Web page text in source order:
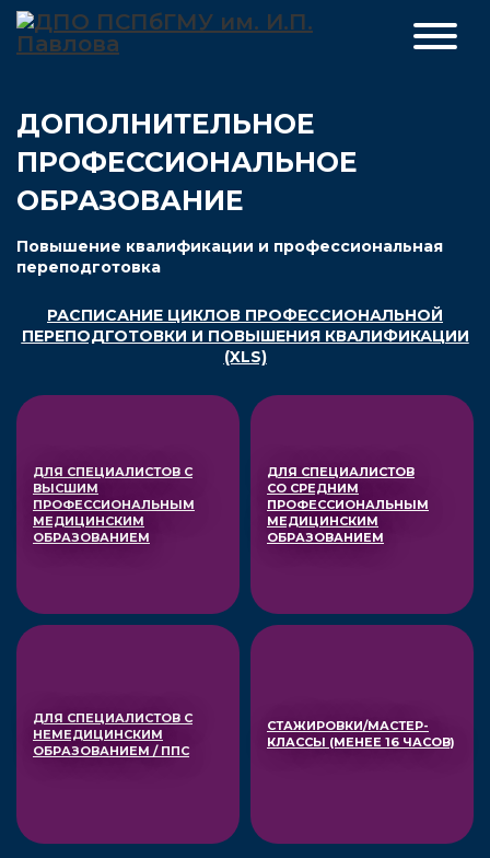
ДОПОЛНИТЕЛЬНОЕ
ПРОФЕССИОНАЛЬНОЕ
ОБРАЗОВАНИЕ
Повышение квалификации и профессиональная
переподготовка
РАСПИСАНИЕ ЦИКЛОВ ПРОФЕССИОНАЛЬНОЙ
ПЕРЕПОДГОТОВКИ И ПОВЫШЕНИЯ КВАЛИФИКАЦИИ
(XLS)
ДЛЯ СПЕЦИАЛИСТОВ С
ВЫСШИМ
ПРОФЕССИОНАЛЬНЫМ
МЕДИЦИНСКИМ
ОБРАЗОВАНИЕМ
ДЛЯ СПЕЦИАЛИСТОВ
СО СРЕДНИМ
ПРОФЕССИОНАЛЬНЫМ
МЕДИЦИНСКИМ
ОБРАЗОВАНИЕМ
ДЛЯ СПЕЦИАЛИСТОВ С
НЕМЕДИЦИНСКИМ
ОБРАЗОВАНИЕМ / ППС
СТАЖИРОВКИ/МАСТЕР-
КЛАССЫ (МЕНЕЕ 16 ЧАСОВ)